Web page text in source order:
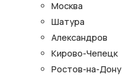
Москва
Шатура
Александров
Кирово-Чепецк
Ростов-на-Дону